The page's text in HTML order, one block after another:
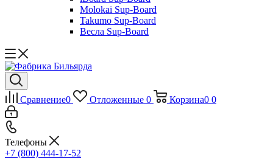
Molokai Sup-Board
Takumo Sup-Board
Весла Sup-Board
Сравнение0 Отложенные 0 Корзина0 0
Телефоны
+7 (800) 444-17-52